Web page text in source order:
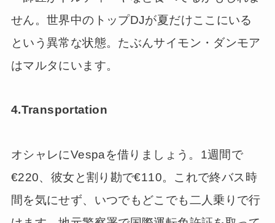
せん。世界中のトップDJが夏だけここにいる
という異常な状態。たぶんサイモン・ダンモア
はマルタにいます。
4.Transportation
オシャレにVespaを借りましょう。1週間で
€220、彼女と割り勘で€110。これで終バス時
間を気にせず、いつでもどこでも二人乗りで行